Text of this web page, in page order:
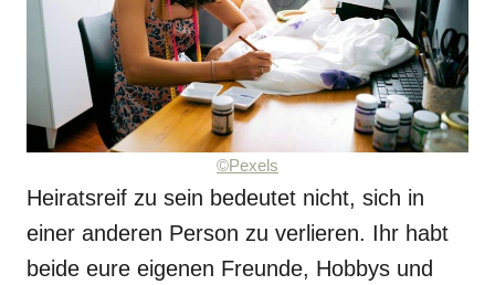
©Pexels
Heiratsreif zu sein bedeutet nicht, sich in
einer anderen Person zu verlieren. Ihr habt
beide eure eigenen Freunde, Hobbys und